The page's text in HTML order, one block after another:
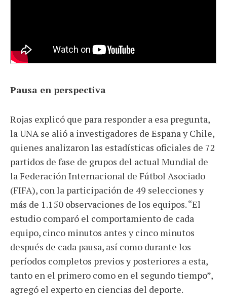
Pausa en perspectiva
Rojas explicó que para responder a esa pregunta,
la UNA se alió a investigadores de España y Chile,
quienes analizaron las estadísticas oficiales de 72
partidos de fase de grupos del actual Mundial de
la Federación Internacional de Fútbol Asociado
(FIFA), con la participación de 49 selecciones y
más de 1.150 observaciones de los equipos. “El
estudio comparó el comportamiento de cada
equipo, cinco minutos antes y cinco minutos
después de cada pausa, así como durante los
períodos completos previos y posteriores a esta,
tanto en el primero como en el segundo tiempo”,
agregó el experto en ciencias del deporte.